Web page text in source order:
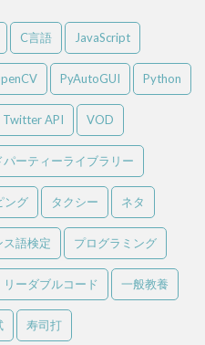
C言語 JavaScript
PyAutoGUI Python
Twitter API VOD
パーティーライブラリー
ング タクシー ネタ
ス語検定 プログラミング
リーダブルコード 一般教養
寿司打